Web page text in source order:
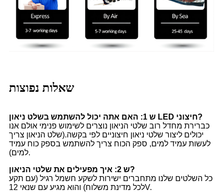
שאלות נפוצות
ש 1: האם אתה יכול להשתמש בשלט ניאון LED חיצוני?
כברירת מחדל רוב שלטי הניאון נוצרים לשימוש פנימי אולם אנו
יכולים ליצור שלטי ניאון חיצוניים לפי בקשה.(שלט הניאון צריך
לעשות עמיד למים, ספק הכוח צריך להשתמש בספק כוח עמיד
למים).
ש 2: איך מפעילים את שלטי הניאון?
כל השלטים שלנו מתחברים ישירות לשקע חשמל רגיל (עם תקע
לכל מדינת משלוח) והוא מגיע עם שנאי 12V.